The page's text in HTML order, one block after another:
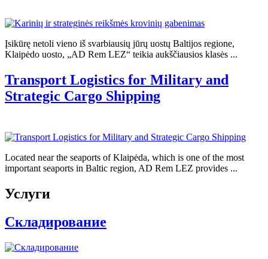
Įsikūrę netoli vieno iš svarbiausių jūrų uostų Baltijos regione,
Klaipėdo uosto, „AD Rem LEZ“ teikia aukščiausios klasės ...
Transport Logistics for Military and
Strategic Cargo Shipping
Located near the seaports of Klaipėda, which is one of the most
important seaports in Baltic region, AD Rem LEZ provides ...
Услуги
Складирование